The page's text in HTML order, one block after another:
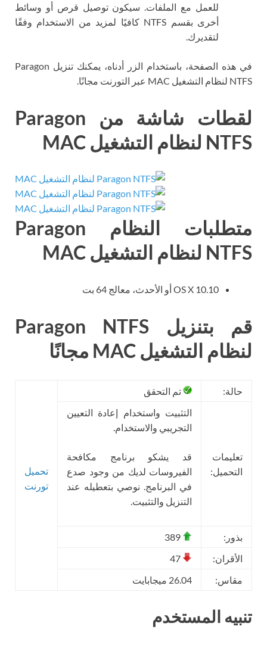
للعمل مع الملفات. سيكون توصيل قرص أو وسائط
أخرى بقسم NTFS كافيًا لمزيد من الاستخدام وفقًا
لتقديرك.
في هذه الصفحة، باستخدام الزر أدناه، يمكنك تنزيل Paragon
NTFS لنظام التشغيل MAC عبر التورنت مجانًا.
لقطات شاشة من Paragon
NTFS لنظام التشغيل MAC
متطلبات النظام Paragon
NTFS لنظام التشغيل MAC
OS X 10.10 أو الأحدث، معالج 64 بت
قم بتنزيل Paragon NTFS
لنظام التشغيل MAC مجانًا
حالة: تم التحقق
تحميل
تورنت
تعليمات
التحميل:
التثبيت واستخدام إعادة التعيين
التجريبي والاستخدام.
قد يشكو برنامج مكافحة
الفيروسات لديك من وجود صدع
في البرنامج. نوصي بتعطيله عند
التنزيل والتثبيت.
بذور:
الأقران:
مقاس:
26.04 ميجابايت
تنبيه المستخدم